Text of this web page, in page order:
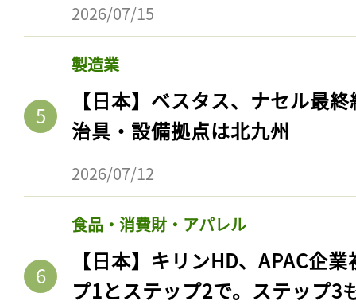
2026/07/15
製造業
【日本】ベスタス、ナセル最
治具・設備拠点は北九州
2026/07/12
食品・消費財・アパレル
【日本】キリンHD、APAC企
プ1とステップ2で。ステップ3